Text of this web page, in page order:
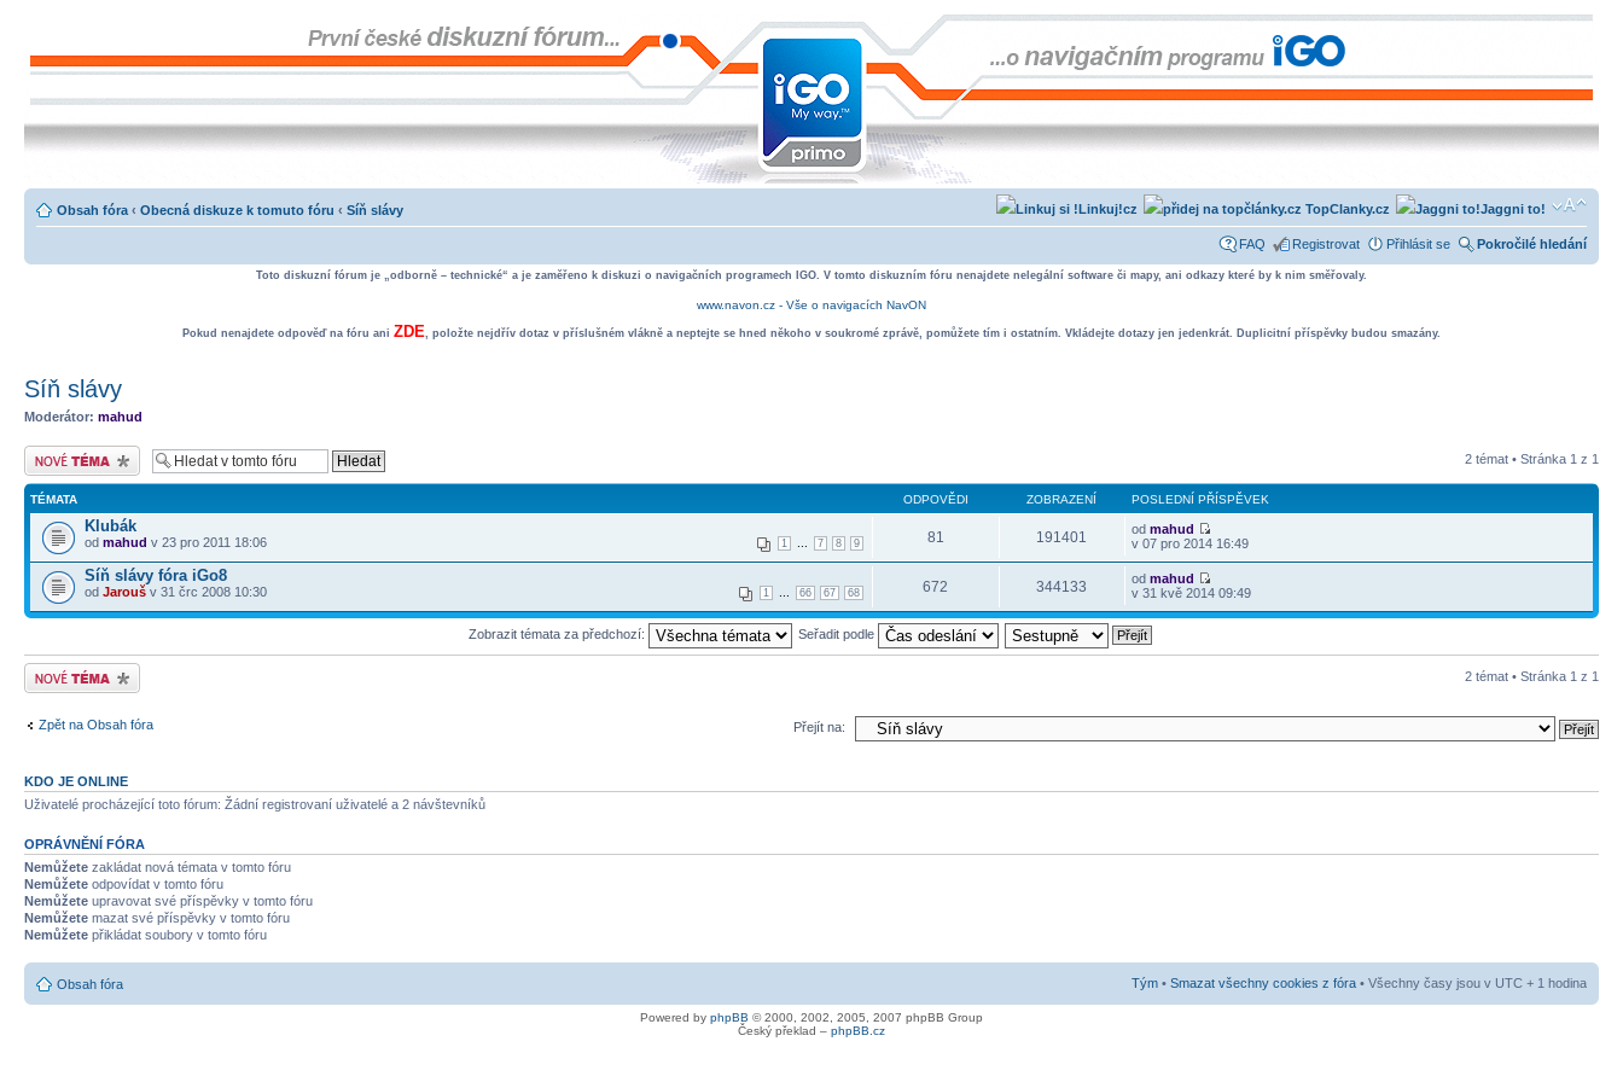
Obsah fóra ‹ Obecná diskuze k tomuto fóru ‹ Síň slávy Jaggni to!
TopClanky.cz
Linkuj!cz
FAQ Registrovat Přihlásit se Pokročilé hledání
Toto diskuzní fórum je „odborně – technické“ a je zaměřeno k diskuzi o navigačních programech IGO. V tomto diskuzním fóru nenajdete nelegální software či mapy, ani odkazy které by k nim směřovaly.
www.navon.cz - Vše o navigacích NavON
Pokud nenajdete odpověď na fóru ani ZDE, položte nejdřív dotaz v příslušném vlákně a neptejte se hned někoho v soukromé zprávě, pomůžete tím i ostatním. Vkládejte dotazy jen jedenkrát. Duplicitní příspěvky budou smazány.
Síň slávy
Moderátor: mahud
Odeslat nové téma 2 témat • Stránka 1 z 1
TÉMATA ODPOVĚDI ZOBRAZENÍ POSLEDNÍ PŘÍSPĚVEK
Klubák
1 7 8 9
od mahud v 23 pro 2011 18:06 81 191401 odmahud
v 07 pro 2014 16:49
Síň slávy fóra iGo8
1 66 67 68
od Jarouš v 31 črc 2008 10:30 672 344133 odmahud
v 31 kvě 2014 09:49
Zobrazit témata za předchozí: Seřadit podle
Odeslat nové téma 2 témat • Stránka 1 z 1
Zpět na Obsah fóra Přejít na:
KDO JE ONLINE
Uživatelé procházející toto fórum: Žádní registrovaní uživatelé a 2 návštevníků
OPRÁVNĚNÍ FÓRA
Nemůžete zakládat nová témata v tomto fóru
Nemůžete odpovídat v tomto fóru
Nemůžete upravovat své příspěvky v tomto fóru
Nemůžete mazat své příspěvky v tomto fóru
Nemůžete přikládat soubory v tomto fóru
Obsah fóra Tým • Smazat všechny cookies z fóra • Všechny časy jsou v UTC + 1 hodina
Powered by phpBB © 2000, 2002, 2005, 2007 phpBB Group
Český překlad – phpBB.cz